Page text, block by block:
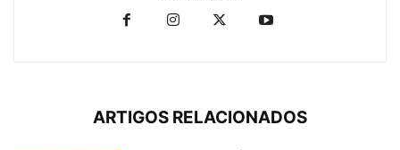
ARTIGOS RELACIONADOS